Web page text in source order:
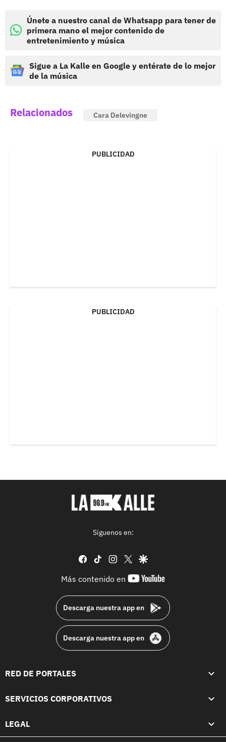
Únete a nuestro canal de Whatsapp para tener de
primera mano el mejor contenido de
entretenimiento y música
Sigue a La Kalle en Google y entérate de lo mejor
de la música
Relacionados Cara Delevingne
PUBLICIDAD
PUBLICIDAD
Síguenos en:
facebook
tiktok instagram
twittergoogle
Más contenido en
youtube-
Descarga nuestra app en
Descarga nuestra app en
RED DE PORTALES
SERVICIOS CORPORATIVOS
LEGAL